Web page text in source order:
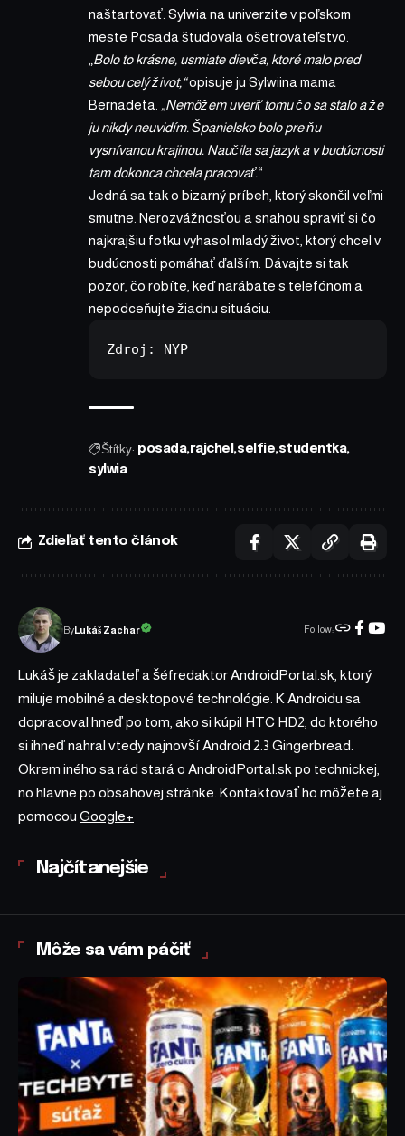
naštartovať. Sylwia na univerzite v poľskom
meste Posada študovala ošetrovateľstvo.
Bolo to krásne, usmiate dievča, ktoré malo pred
sebou celý život,“opisuje ju Sylwiina mama
Bernadeta. „Nemôžem uveriť tomu čo sa stalo a že
ju nikdy neuvidím. Španielsko bolo pre ňu
vysnívanou krajinou. Naučila sa jazyk a v budúcnosti
tam dokonca chcela pracovať.“
Jedná sa tak o bizarný príbeh, ktorý skončil veľmi
smutne. Nerozvážnosťou a snahou spraviť si čo
najkrajšiu fotku vyhasol mladý život, ktorý chcel v
budúcnosti pomáhať ďalším. Dávajte si tak
pozor, čo robíte, keď narábate s telefónom a
nepodceňujte žiadnu situáciu.
Zdroj: NYP
Štítky: posada rajchel selfie studentka
sylwia
Zdieľať tento článok
ByLukáš Zachar Follow:
Lukáš je zakladateľ a šéfredaktor AndroidPortal.sk, ktorý
miluje mobilné a desktopové technológie. K Androidu sa
dopracoval hneď po tom, ako si kúpil HTC HD2, do ktorého
si ihneď nahral vtedy najnovší Android 2.3 Gingerbread.
Okrem iného sa rád stará o AndroidPortal.sk po technickej,
no hlavne po obsahovej stránke. Kontaktovať ho môžete aj
pomocou Google+
Najčítanejšie
Môže sa vám páčiť